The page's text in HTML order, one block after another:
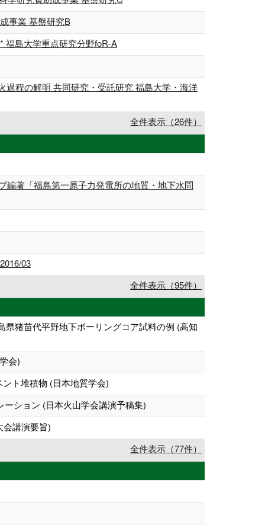
事業 基盤研究B
福島大学重点研究分野foR-A
過程の解明 共同研究・受託研究 福島大学・海洋
全件表示（26件）
編著「福島第一原子力発電所の地質・地下水問
03
全件表示（95件）
猪苗代平野地下ボーリングコア試料の例 (高知
会)
ト堆積物 (日本地質学会)
ション (日本火山学会講演予稿集)
会講演要旨)
全件表示（77件）